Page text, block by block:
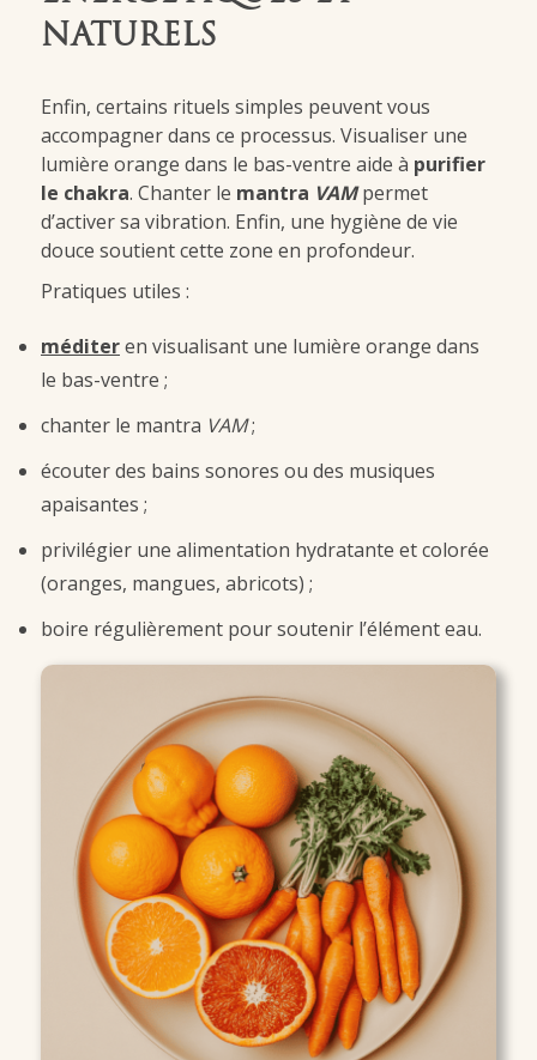
NATURELS
Enfin, certains rituels simples peuvent vous
accompagner dans ce processus. Visualiser une
lumière orange dans le bas-ventre aide à purifier
le chakra. Chanter le mantra VAM permet
d’activer sa vibration. Enfin, une hygiène de vie
douce soutient cette zone en profondeur.
Pratiques utiles :
méditeren visualisant une lumière orange dans
le bas-ventre ;
chanter le mantra VAM;
écouter des bains sonores ou des musiques
apaisantes ;
privilégier une alimentation hydratante et colorée
(oranges, mangues, abricots) ;
boire régulièrement pour soutenir l’élément eau.